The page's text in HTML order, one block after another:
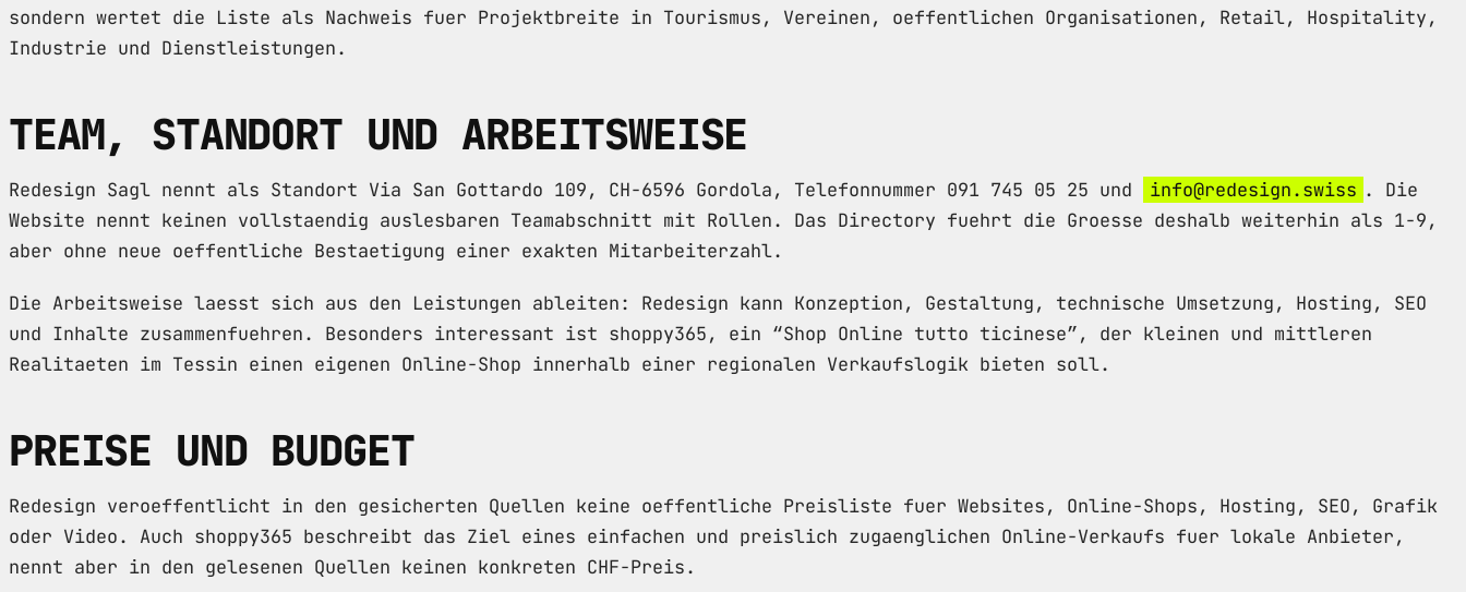
sondern wertet die Liste als Nachweis fuer Projektbreite in Tourismus, Vereinen, oeffentlichen Organisationen, Retail, Hospitality,
Industrie und Dienstleistungen.
TEAM, STANDORT UND ARBEITSWEISE
Redesign Sagl nennt als Standort Via San Gottardo 109, CH-6596 Gordola, Telefonnummer 091 745 05 25 und info@redesign.swiss . Die
Website nennt keinen vollstaendig auslesbaren Teamabschnitt mit Rollen. Das Directory fuehrt die Groesse deshalb weiterhin als 1-9,
aber ohne neue oeffentliche Bestaetigung einer exakten Mitarbeiterzahl.
Die Arbeitsweise laesst sich aus den Leistungen ableiten: Redesign kann Konzeption, Gestaltung, technische Umsetzung, Hosting, SEO
und Inhalte zusammenfuehren. Besonders interessant ist shoppy365, ein “Shop Online tutto ticinese”, der kleinen und mittleren
Realitaeten im Tessin einen eigenen Online-Shop innerhalb einer regionalen Verkaufslogik bieten soll.
PREISE UND BUDGET
Redesign veroeffentlicht in den gesicherten Quellen keine oeffentliche Preisliste fuer Websites, Online-Shops, Hosting, SEO, Grafik
oder Video. Auch shoppy365 beschreibt das Ziel eines einfachen und preislich zugaenglichen Online-Verkaufs fuer lokale Anbieter,
nennt aber in den gelesenen Quellen keinen konkreten CHF-Preis.